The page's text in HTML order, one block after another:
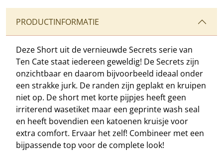
PRODUCTINFORMATIE
Deze Short uit de vernieuwde Secrets serie van
Ten Cate staat iedereen geweldig! De Secrets zijn
onzichtbaar en daarom bijvoorbeeld ideaal onder
een strakke jurk. De randen zijn geplakt en kruipen
niet op. De short met korte pijpjes heeft geen
irriterend wasetiket maar een geprinte wash seal
en heeft bovendien een katoenen kruisje voor
extra comfort. Ervaar het zelf! Combineer met een
bijpassende top voor de complete look!